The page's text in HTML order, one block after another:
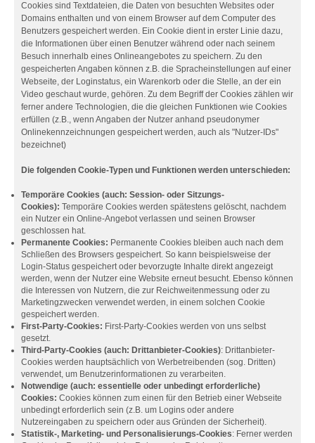
Cookies sind Textdateien, die Daten von besuchten Websites oder
Domains enthalten und von einem Browser auf dem Computer des
Benutzers gespeichert werden. Ein Cookie dient in erster Linie dazu,
die Informationen über einen Benutzer während oder nach seinem
Besuch innerhalb eines Onlineangebotes zu speichern. Zu den
gespeicherten Angaben können z.B. die Spracheinstellungen auf einer
Webseite, der Loginstatus, ein Warenkorb oder die Stelle, an der ein
Video geschaut wurde, gehören. Zu dem Begriff der Cookies zählen wir
ferner andere Technologien, die die gleichen Funktionen wie Cookies
erfüllen (z.B., wenn Angaben der Nutzer anhand pseudonymer
Onlinekennzeichnungen gespeichert werden, auch als "Nutzer-IDs"
bezeichnet)
Die folgenden Cookie-Typen und Funktionen werden unterschieden:
Temporäre Cookies (auch: Session- oder Sitzungs-
Cookies): Temporäre Cookies werden spätestens gelöscht, nachdem
ein Nutzer ein Online-Angebot verlassen und seinen Browser
geschlossen hat.
Permanente Cookies: Permanente Cookies bleiben auch nach dem
Schließen des Browsers gespeichert. So kann beispielsweise der
Login-Status gespeichert oder bevorzugte Inhalte direkt angezeigt
werden, wenn der Nutzer eine Website erneut besucht. Ebenso können
die Interessen von Nutzern, die zur Reichweitenmessung oder zu
Marketingzwecken verwendet werden, in einem solchen Cookie
gespeichert werden.
First-Party-Cookies: First-Party-Cookies werden von uns selbst
gesetzt.
Third-Party-Cookies (auch: Drittanbieter-Cookies): Drittanbieter-
Cookies werden hauptsächlich von Werbetreibenden (sog. Dritten)
verwendet, um Benutzerinformationen zu verarbeiten.
Notwendige (auch: essentielle oder unbedingt erforderliche)
Cookies: Cookies können zum einen für den Betrieb einer Webseite
unbedingt erforderlich sein (z.B. um Logins oder andere
Nutzereingaben zu speichern oder aus Gründen der Sicherheit).
Statistik-, Marketing- und Personalisierungs-Cookies: Ferner werden